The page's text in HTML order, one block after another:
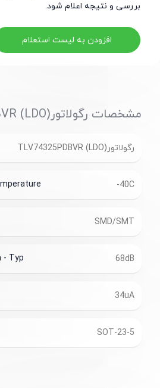
بررسی و نتیجه اعلام شود.
افزودن به لیست استعلام
مشخصات رگولاتور(LDO) TLV74325PDBVR
رگولاتور(LDO) TLV74325PDBVR
-40C
SMD/SMT
68dB
- Typ
34uA
SOT-23-5